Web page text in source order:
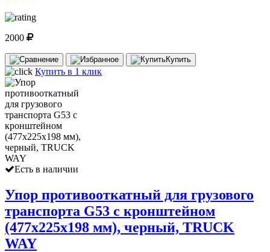
2000
Купить
Купить в 1 клик
Есть в наличии
Упор противооткатный для грузового
транспорта G53 с кронштейном
(477х225х198 мм), черный, TRUCK
WAY